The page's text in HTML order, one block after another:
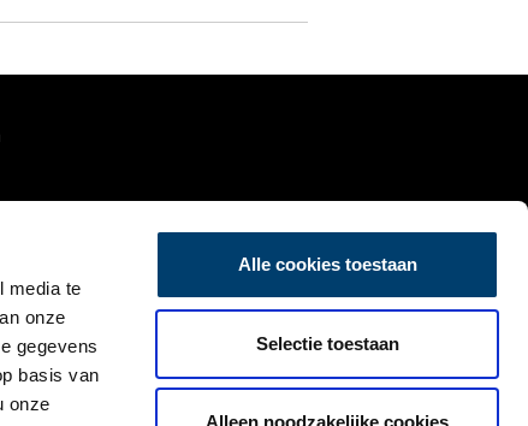
media te
onze
gegevens
basis van
onze
Alle cookies toestaan
Selectie toestaan
Alleen noodzakelijke cookies